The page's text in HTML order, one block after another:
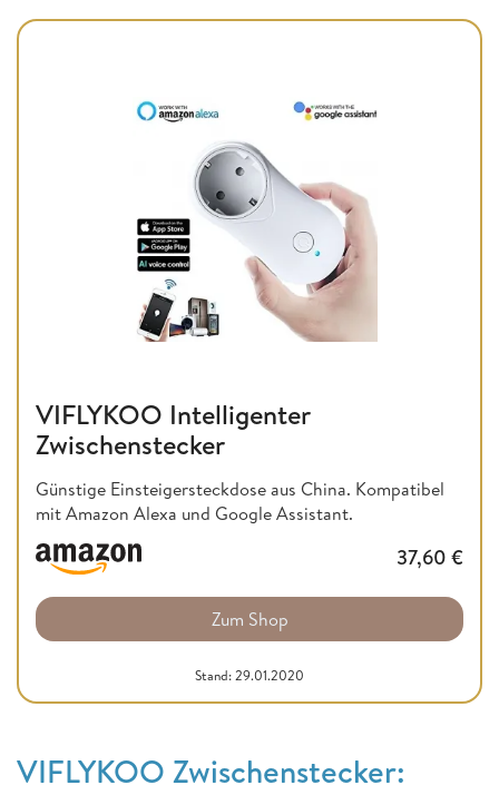
VIFLYKOO Intelligenter
Zwischenstecker
Günstige Einsteigersteckdose aus China. Kompatibel
mit Amazon Alexa und Google Assistant.
37,60 €
Zum Shop
Stand: 29.01.2020
VIFLYKOO Zwischenstecker: